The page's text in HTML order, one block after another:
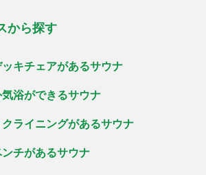
から探す
キチェアがあるサウナ
浴ができるサウナ
ライニングがあるサウナ
チがあるサウナ